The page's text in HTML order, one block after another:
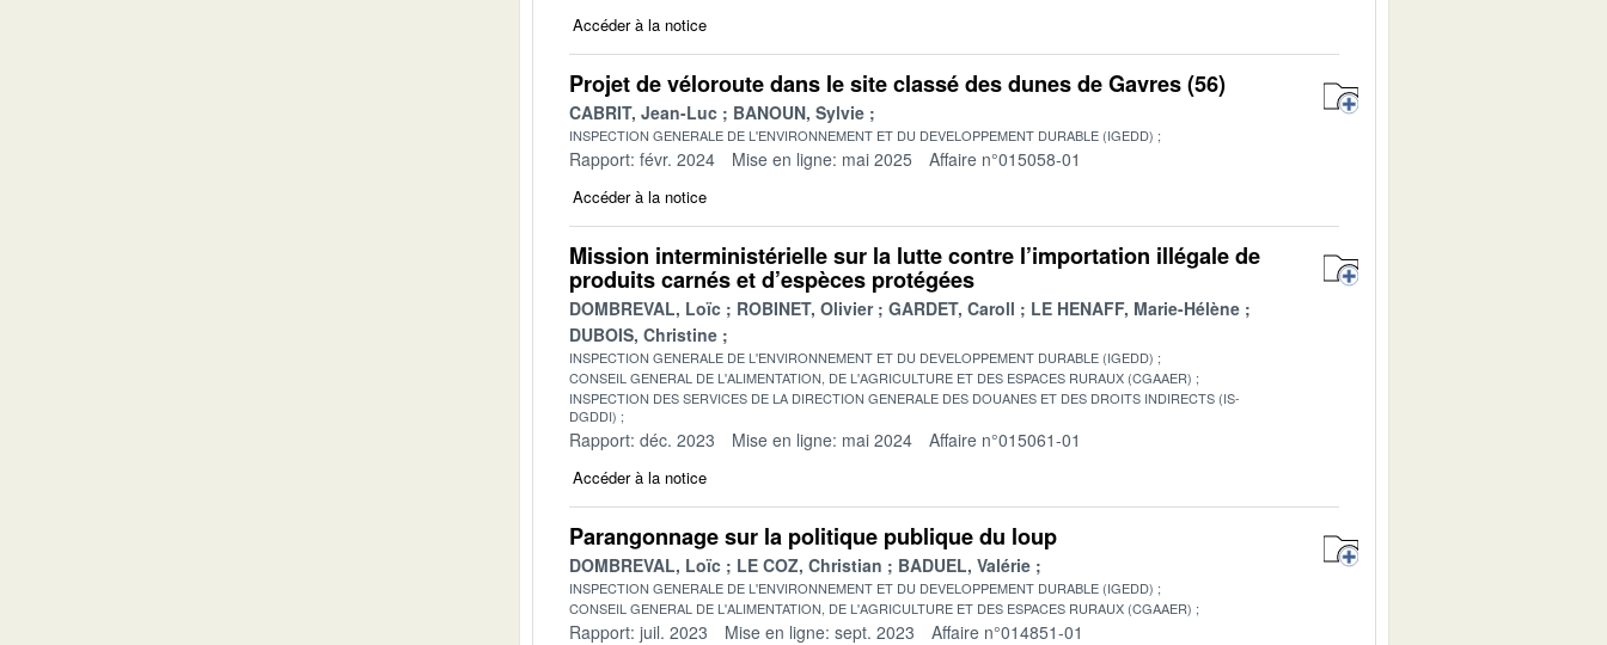
Accéder à la notice
Projet de véloroute dans le site classé des dunes de Gavres (56)
CABRIT, Jean-Luc BANOUN, Sylvie
INSPECTION GENERALE DE L'ENVIRONNEMENT ET DU DEVELOPPEMENT DURABLE (IGEDD)
Rapport: févr. 2024 Mise en ligne: mai 2025 Affaire n°015058-01
Accéder à la notice
Mission interministérielle sur la lutte contre l’importation illégale de
produits carnés et d’espèces protégées
DOMBREVAL, Loïc ROBINET, Olivier GARDET, Caroll
LE HENAFF, Marie-Hélène
DUBOIS, Christine
INSPECTION GENERALE DE L'ENVIRONNEMENT ET DU DEVELOPPEMENT DURABLE (IGEDD)
CONSEIL GENERAL DE L'ALIMENTATION, DE L'AGRICULTURE ET DES ESPACES RURAUX (CGAAER)
INSPECTION DES SERVICES DE LA DIRECTION GENERALE DES DOUANES ET DES DROITS INDIRECTS (IS-
DGDDI)
Rapport: déc. 2023 Mise en ligne: mai 2024 Affaire n°015061-01
Accéder à la notice
Parangonnage sur la politique publique du loup
DOMBREVAL, Loïc LE COZ, Christian BADUEL, Valérie
INSPECTION GENERALE DE L'ENVIRONNEMENT ET DU DEVELOPPEMENT DURABLE (IGEDD)
CONSEIL GENERAL DE L'ALIMENTATION, DE L'AGRICULTURE ET DES ESPACES RURAUX (CGAAER)
Rapport: juil. 2023 Mise en ligne: sept. 2023 Affaire n°014851-01